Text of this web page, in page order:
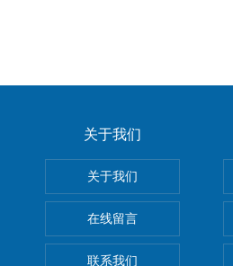
关于我们
关于我们
在线留言
联系我们